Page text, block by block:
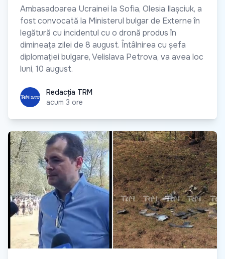
Ambasadoarea Ucrainei la Sofia, Olesia Ilașciuk, a
fost convocată la Ministerul bulgar de Externe în
legătură cu incidentul cu o dronă produs în
dimineața zilei de 8 august. Întâlnirea cu șefa
diplomației bulgare, Velislava Petrova, va avea loc
luni, 10 august.
Redacția TRM
Redacția TRM
acum 3 ore